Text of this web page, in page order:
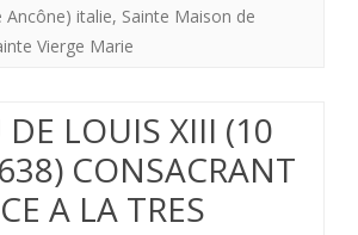
Ancône) italie, Sainte Maison de
Vierge Marie
DE LOUIS XIII (10
CONSACRANT
A LA TRES